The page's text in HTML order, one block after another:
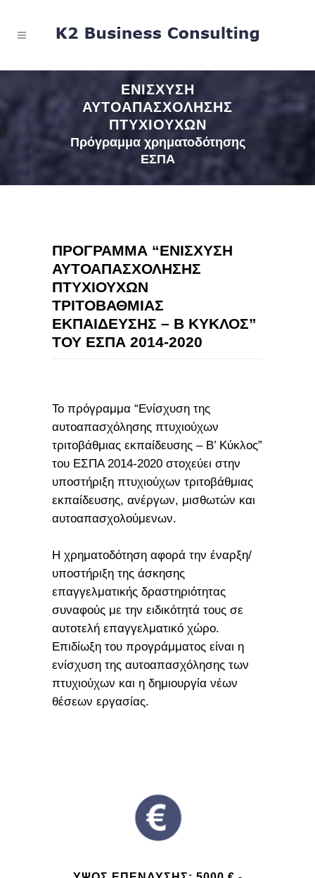
ΕΝΙΣΧΥΣΗ
ΑΥΤΟΑΠΑΣΧΟΛΗΣΗΣ
ΠΤΥΧΙΟΥΧΩΝ
Πρόγραμμα χρηματοδότησης
ΕΣΠΑ
ΠΡΟΓΡΑΜΜΑ “ΕΝΙΣΧΥΣΗ
ΑΥΤΟΑΠΑΣΧΟΛΗΣΗΣ
ΠΤΥΧΙΟΥΧΩΝ
ΤΡΙΤΟΒΑΘΜΙΑΣ
ΕΚΠΑΙΔΕΥΣΗΣ – Β ΚΥΚΛΟΣ”
ΤΟΥ ΕΣΠΑ 2014-2020
Το πρόγραμμα “Ενίσχυση της
αυτοαπασχόλησης πτυχιούχων
τριτοβάθμιας εκπαίδευσης – Β’ Κύκλος”
του ΕΣΠΑ 2014-2020 στοχεύει στην
υποστήριξη πτυχιούχων τριτοβάθμιας
εκπαίδευσης, ανέργων, μισθωτών και
αυτοαπασχολούμενων.
Η χρηματοδότηση αφορά την έναρξη/
υποστήριξη της άσκησης
επαγγελματικής δραστηριότητας
συναφούς με την ειδικότητά τους σε
αυτοτελή επαγγελματικό χώρο.
Επιδίωξη του προγράμματος είναι η
ενίσχυση της αυτοαπασχόλησης των
πτυχιούχων και η δημιουργία νέων
θέσεων εργασίας.